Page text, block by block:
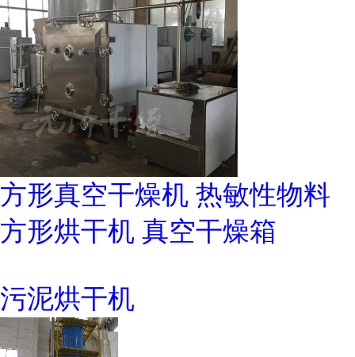
方形真空干燥机 热敏性物料
方形烘干机 真空干燥箱
污泥烘干机